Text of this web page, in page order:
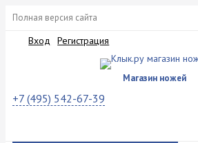
Полная версия сайта
Вход Регистрация
Магазин ножей
+7 (495) 542-67-39